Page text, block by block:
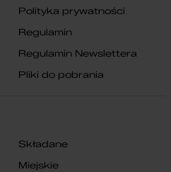
Polityka prywatności
Regulamin
Regulamin Newslettera
Pliki do pobrania
Składane
Miejskie